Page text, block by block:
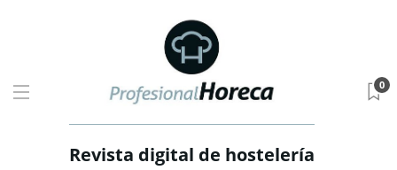
Revista digital de hostelería
0